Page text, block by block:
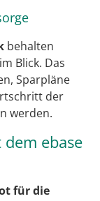
behalten
Blick. Das
Sparpläne
der
werden.
ebase
für die